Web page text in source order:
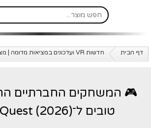
דף הבית חדשות VR ועדכונים במציאות מדומה | מציאות מדומה ישראל
🎮 המשחקים החברתיים
טובים ל־Meta Quest (2026)